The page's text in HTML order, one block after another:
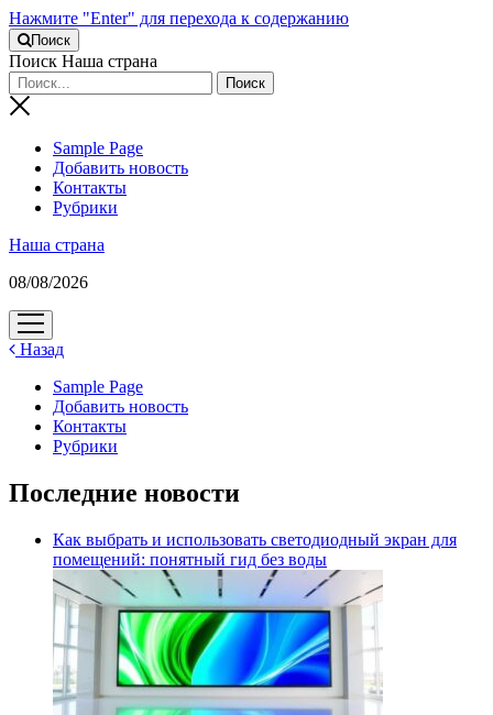
Нажмите "Enter" для перехода к содержанию
Поиск
Поиск Наша страна
Sample Page
Добавить новость
Контакты
Рубрики
Наша страна
08/08/2026
открыть
меню
Назад
Sample Page
Добавить новость
Контакты
Рубрики
Последние новости
Как выбрать и использовать светодиодный экран для
помещений: понятный гид без воды